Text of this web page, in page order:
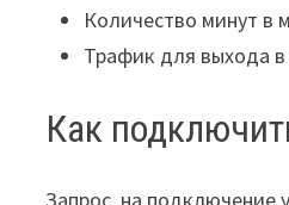
Количество минут в
Трафик для выхода в
Как